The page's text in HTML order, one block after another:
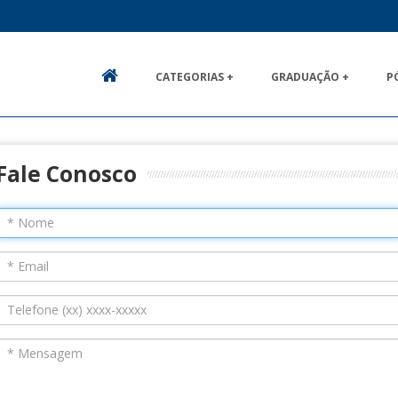
CATEGORIAS + GRADUAÇÃO +
Conosco
Mensagem